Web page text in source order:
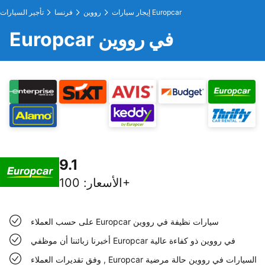
تأجير السيارات فرنسا رووين إيجار سيارات Europcar
Europcar في رووين
9.1
الأسعار : 100+
على حسب العملاء Europcar سيارات نظيفة في رووين
أخبرنا زبائننا أن موظفي Europcar في رووين ذو كفاءة عالية
وفق تقديرات العملاء , Europcar السيارات في رووين حالة مرضية